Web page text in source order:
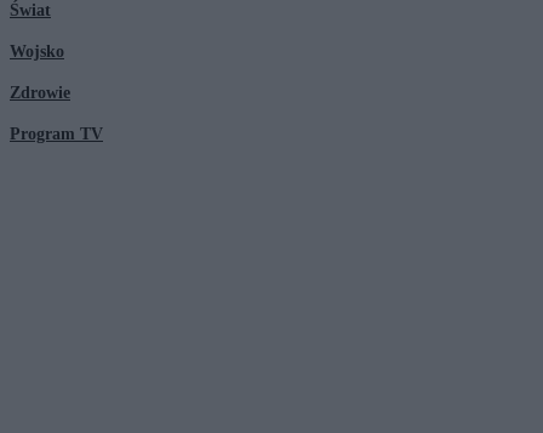
Świat
Wojsko
Zdrowie
Program TV